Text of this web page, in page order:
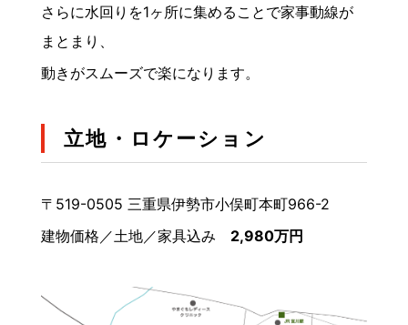
さらに水回りを1ヶ所に集めることで家事動線が
まとまり、
動きがスムーズで楽になります。
立地・ロケーション
〒519-0505 三重県伊勢市小俣町本町966-2
建物価格／土地／家具込み 2,980万円